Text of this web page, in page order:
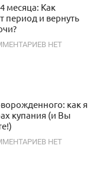
месяца: Как
период и вернуть
НЕТ
как я
купания (и Вы
НЕТ